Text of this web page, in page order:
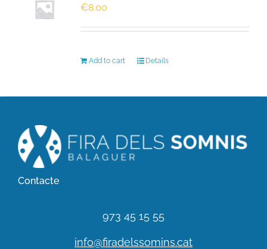
HISTÒRIC
FER UN DONATIU!
€8.00
Add to cart Details
Contacte
973 45 15 55
info@firadelssomins.cat